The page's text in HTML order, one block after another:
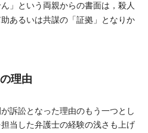
」という両親からの書面は，殺人
あるいは共謀の「証拠」となりか
理由
訴訟となった理由のもう一つとし
当した弁護士の経験の浅さも上げ